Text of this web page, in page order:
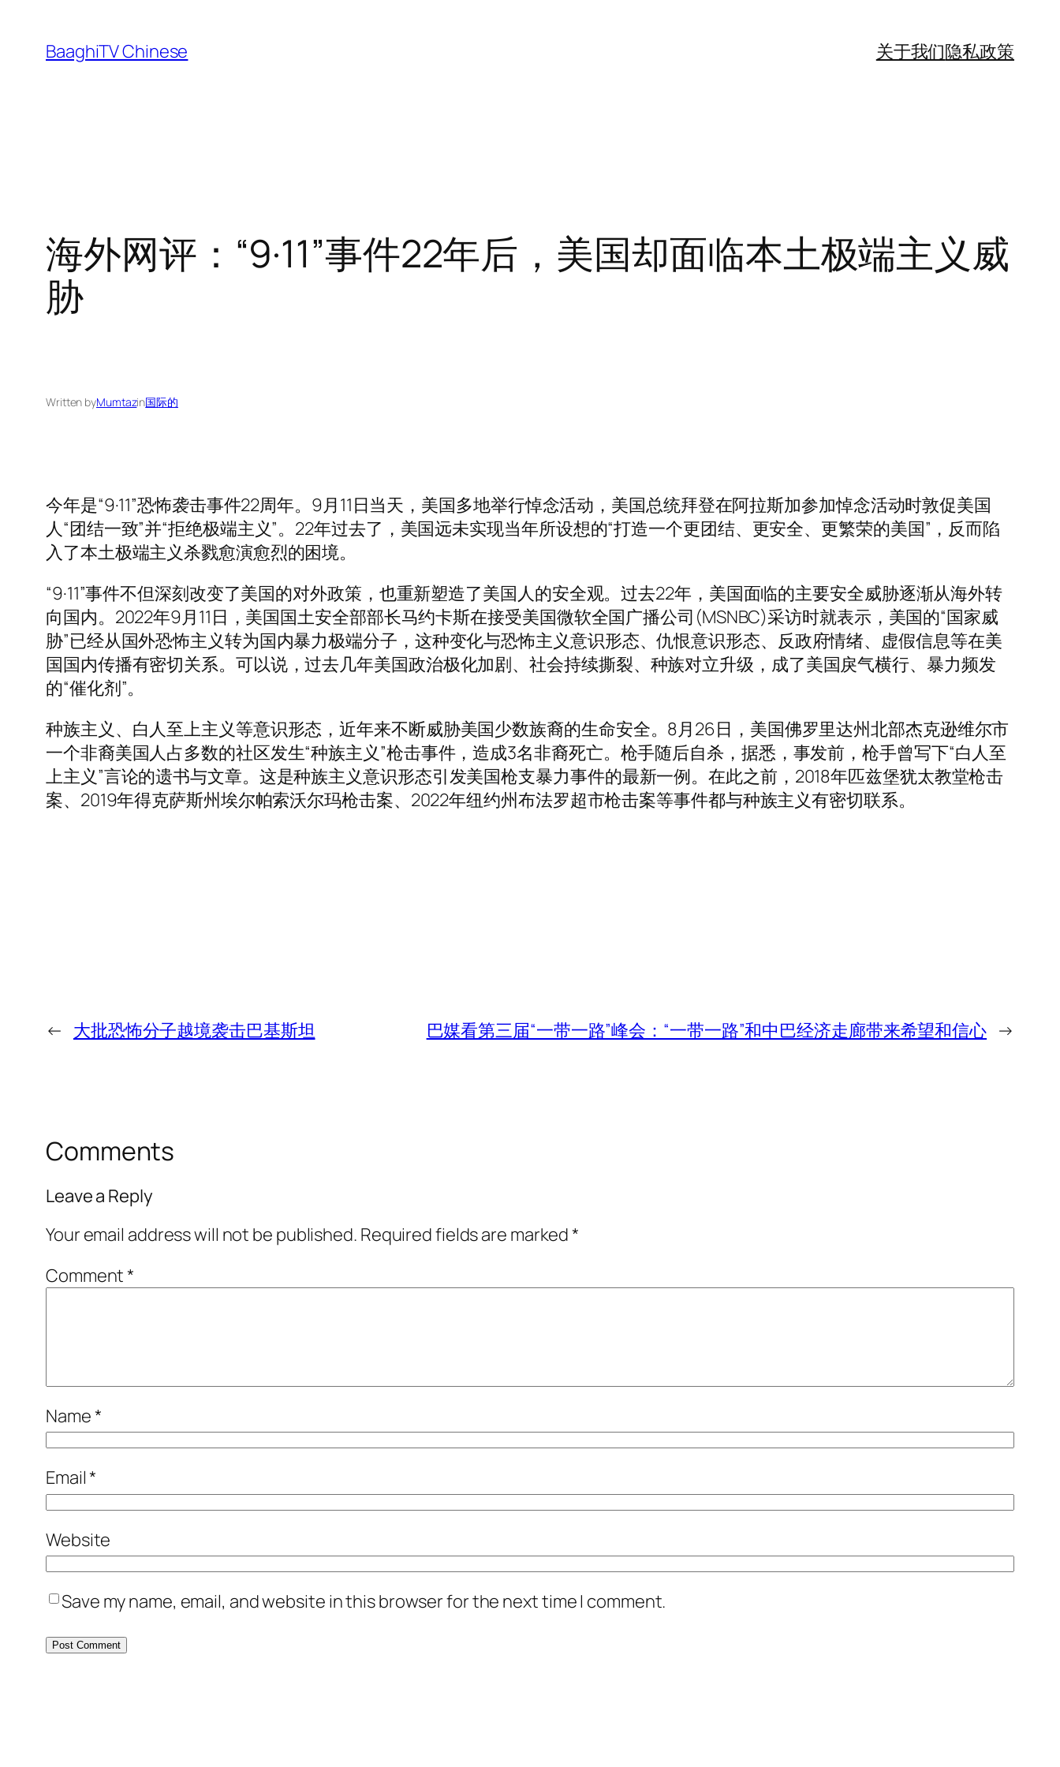
content
BaaghiTV Chinese 关于我们隐私政策
海外网评：“9·11”事件22年后，美国却面临本土极端主义威
胁
Written byMumtazin国际的
今年是“9·11”恐怖袭击事件22周年。9月11日当天，美国多地举行悼念活动，美国总统拜登在阿拉斯加参加悼念活动时敦促美国
人“团结一致”并“拒绝极端主义”。22年过去了，美国远未实现当年所设想的“打造一个更团结、更安全、更繁荣的美国”，反而陷
入了本土极端主义杀戮愈演愈烈的困境。
“9·11”事件不但深刻改变了美国的对外政策，也重新塑造了美国人的安全观。过去22年，美国面临的主要安全威胁逐渐从海外转
向国内。2022年9月11日，美国国土安全部部长马约卡斯在接受美国微软全国广播公司(MSNBC)采访时就表示，美国的“国家威
胁”已经从国外恐怖主义转为国内暴力极端分子，这种变化与恐怖主义意识形态、仇恨意识形态、反政府情绪、虚假信息等在美
国国内传播有密切关系。可以说，过去几年美国政治极化加剧、社会持续撕裂、种族对立升级，成了美国戾气横行、暴力频发
的“催化剂”。
种族主义、白人至上主义等意识形态，近年来不断威胁美国少数族裔的生命安全。8月26日，美国佛罗里达州北部杰克逊维尔市
一个非裔美国人占多数的社区发生“种族主义”枪击事件，造成3名非裔死亡。枪手随后自杀，据悉，事发前，枪手曾写下“白人至
上主义”言论的遗书与文章。这是种族主义意识形态引发美国枪支暴力事件的最新一例。在此之前，2018年匹兹堡犹太教堂枪击
案、2019年得克萨斯州埃尔帕索沃尔玛枪击案、2022年纽约州布法罗超市枪击案等事件都与种族主义有密切联系。
← 大批恐怖分子越境袭击巴基斯坦 巴媒看第三届“一带一路”峰会：“一带一路”和中巴经济走廊带来希望和信心 →
Comments
Leave a Reply
Your email address will not be published. Required fields are marked*
Comment*
Name*
Email*
Website
Save my name, email, and website in this browser for the next time I comment.